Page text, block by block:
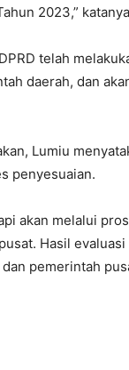
2023,”
telah
daerah, dan
Lumiu
penyesuaian.
akan melalui
Hasil
pemerintah